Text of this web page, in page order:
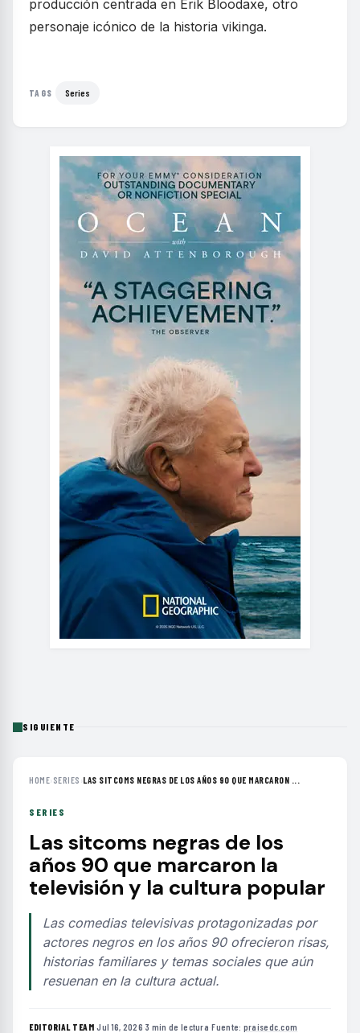
producción centrada en Erik Bloodaxe, otro
personaje icónico de la historia vikinga.
TAGS Series
SIGUIENTE
HOME› SERIES ›LAS SITCOMS NEGRAS DE LOS AÑOS 90 QUE MARCARON ...
SERIES
Las sitcoms negras de los
años 90 que marcaron la
televisión y la cultura popular
Las comedias televisivas protagonizadas por
actores negros en los años 90 ofrecieron risas,
historias familiares y temas sociales que aún
resuenan en la cultura actual.
EDITORIAL TEAM·Jul 16, 2026·3 min de lectura·Fuente: praisedc.com